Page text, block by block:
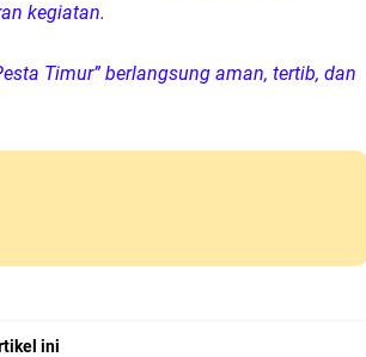
kegiatan.
Timur” berlangsung aman, tertib, dan
ini